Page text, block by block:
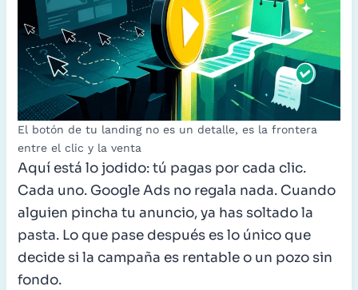
El botón de tu landing no es un detalle, es la frontera
entre el clic y la venta
Aquí está lo jodido: tú pagas por cada clic.
Cada uno. Google Ads no regala nada. Cuando
alguien pincha tu anuncio, ya has soltado la
pasta. Lo que pase después es lo único que
decide si la campaña es rentable o un pozo sin
fondo.